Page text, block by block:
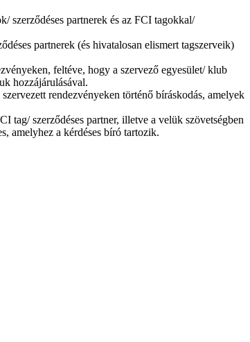
szerződéses partnerek és az FCI tagokkal/
partnerek (és hivatalosan elismert tagszerveik)
feltéve, hogy a szervező egyesület/ klub
hozzájárulásával.
rendezvényeken történő bíráskodás, amelyek
tag/ szerződéses partner, illetve a velük szövetségben
amelyhez a kérdéses bíró tartozik.